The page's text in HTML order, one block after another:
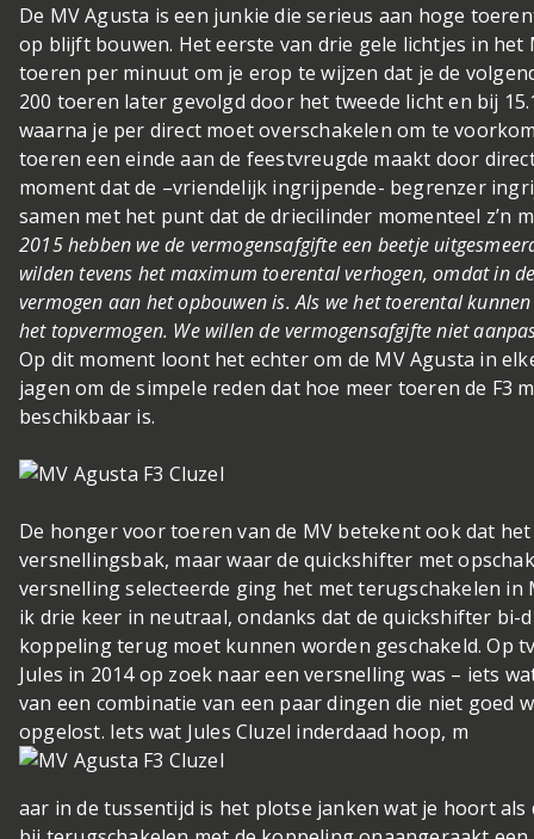
De MV Agusta is een junkie die serieus aan hoge
op blijft bouwen. Het eerste van drie gele lichtjes in het
toeren per minuut om je erop te wijzen dat je de
200 toeren later gevolgd door het tweede licht en bij
waarna je per direct moet overschakelen om te
toeren een einde aan de feestvreugde maakt door
moment dat de –vriendelijk ingrijpende- begrenzer
samen met het punt dat de driecilinder momenteel z’n
2015 hebben we de vermogensafgifte een beetje
wilden tevens het maximum toerental verhogen, omdat in
vermogen aan het opbouwen is. Als we het toerental
het topvermogen. We willen de vermogensafgifte niet
Op dit moment loont het echter om de MV Agusta in
jagen om de simpele reden dat hoe meer toeren de F3
beschikbaar is.
De honger voor toeren van de MV betekent ook dat
versnellingsbak, maar waar de quickshifter met
versnelling selecteerde ging het met terugschakelen in
ik drie keer in neutraal, ondanks dat de quickshifter bi-
koppeling terug moet kunnen worden geschakeld. Op
Jules in 2014 op zoek naar een versnelling was – iets
van een combinatie van een paar dingen die niet goed
opgelost. Iets wat Jules Cluzel inderdaad hoop, m
aar in de tussentijd is het plotse janken wat je hoort